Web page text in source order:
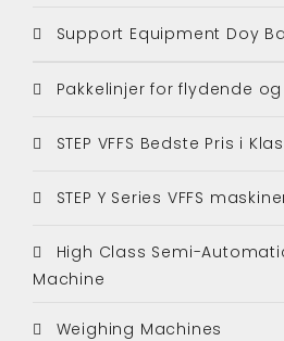
Support Equipment Doy
Pakkelinjer for flydende
STEP VFFS Bedste Pris i
STEP Y Series VFFS
High Class Semi-
Machine
Weighing Machines